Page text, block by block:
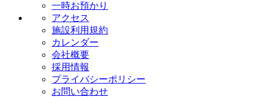
一時お預かり
アクセス
施設利用規約
カレンダー
会社概要
採用情報
プライバシーポリシー
お問い合わせ